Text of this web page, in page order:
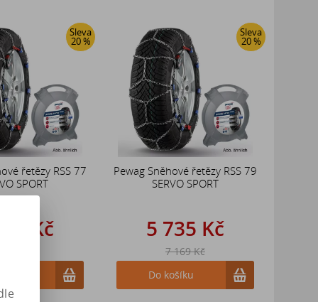
Sleva
20 %
řetězy RSS 77
SPORT
Kč
Sleva
20 %
Pewag Sněhové řetězy RSS 79
SERVO SPORT
5 735 Kč
7 169 Kč
Do košíku